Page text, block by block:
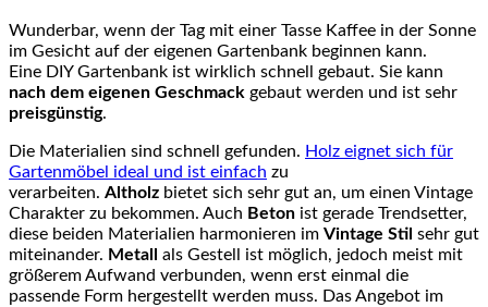
Wunderbar, wenn der Tag mit einer Tasse Kaffee in der Sonne
im Gesicht auf der eigenen Gartenbank beginnen kann.
Eine DIYGartenbank ist wirklich schnell gebaut. Sie kann
nach dem eigenen Geschmack gebaut werden und ist sehr
preisgünstig.
Die Materialien sind schnell gefunden. Holz eignet sich für
Gartenmöbel ideal und ist einfach zu
verarbeiten. Altholz bietet sich sehr gut an, um einen Vintage
Charakter zu bekommen. Auch Beton ist gerade Trendsetter,
diese beiden Materialien harmonieren im Vintage Stil sehr gut
miteinander. Metall
als Gestell ist möglich, jedoch meist mit
größerem Aufwand verbunden, wenn erst einmal die
passende Form hergestellt werden muss. Das Angebot im